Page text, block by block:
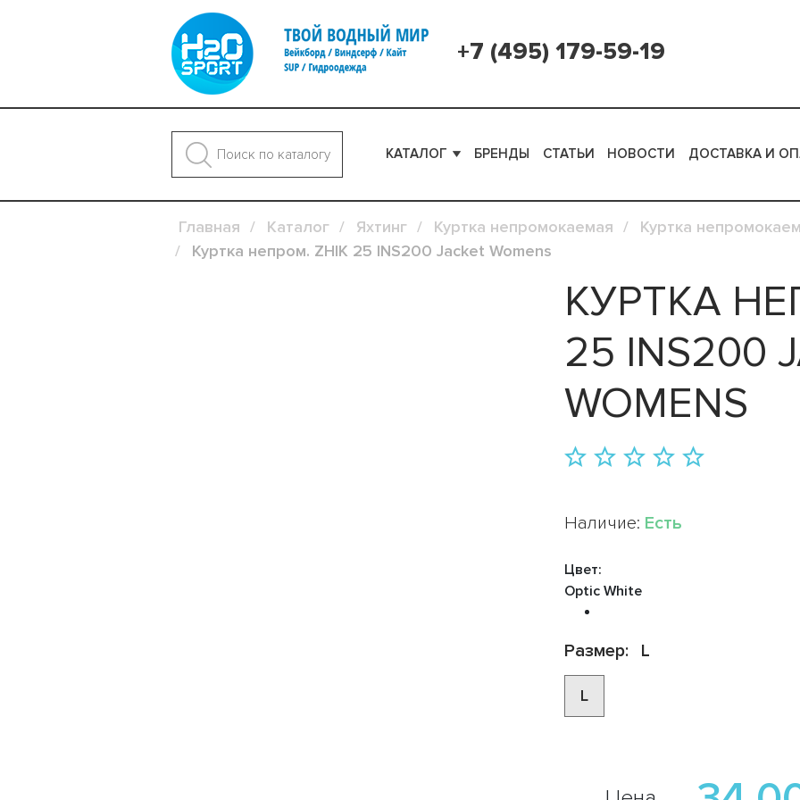
+7 (495) 179-59-19
КАТАЛОГ БРЕНДЫ СТАТЬИ НОВОСТИ ДОСТАВКА И
Главная Каталог Яхтинг Куртка непромокаемая
Куртка
Куртка непром. ZHIK 25 INS200 Jacket Womens
КУРТКА
25 INS200
WOMENS
Наличие: Есть
Цвет:
Optic White
Размер: L
L